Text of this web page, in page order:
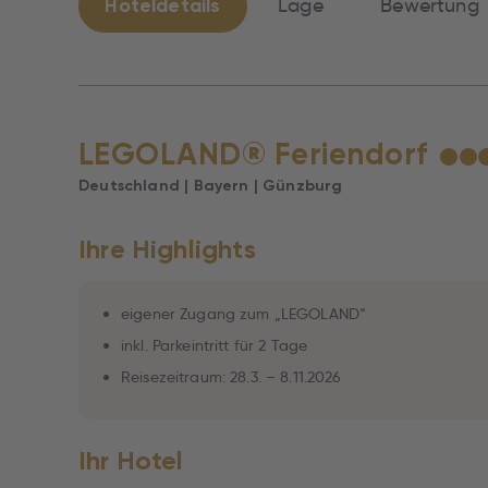
Hoteldetails Lage Bewertung
LEGOLAND® Feriendorf ★★
Deutschland | Bayern | Günzburg
Ihre Highlights
eigener Zugang zum „LEGOLAND“
inkl. Parkeintritt für 2 Tage
Reisezeitraum: 28.3. – 8.11.2026
Ihr Hotel